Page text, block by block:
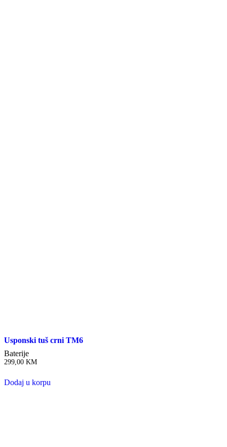
Usponski tuš crni TM6
Baterije
299,00 KM
Dodaj u korpu